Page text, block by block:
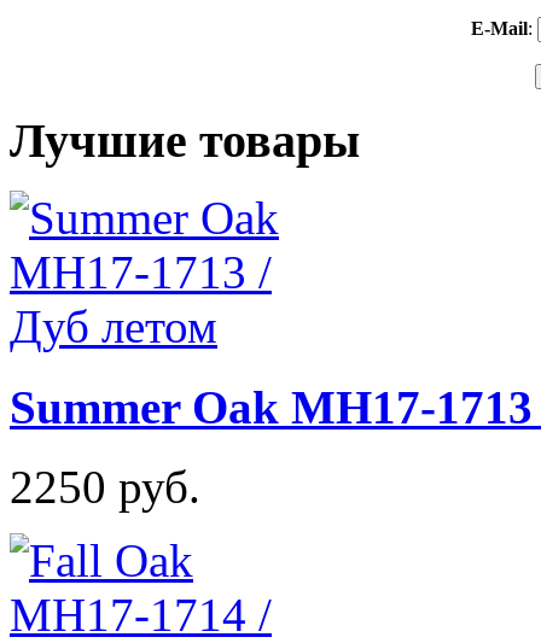
E-Mail:
Лучшие товары
Summer Oak MH17-
2250 руб.